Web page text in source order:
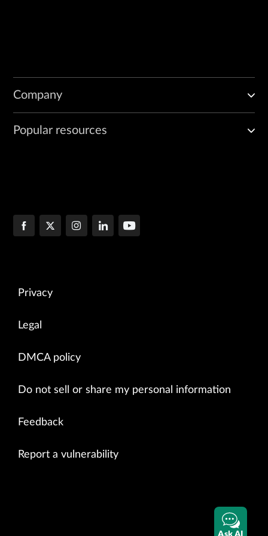
Company
Popular resources
Privacy
Legal
DMCA policy
Do not sell or share my personal information
Feedback
Report a vulnerability
Ask AI